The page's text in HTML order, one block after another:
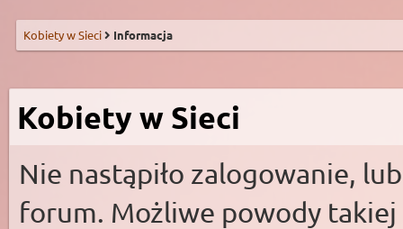
Kobiety w Sieci Informacja
Kobiety w Sieci
Nie nastąpiło zalogowanie,
forum. Możliwe powody takiej